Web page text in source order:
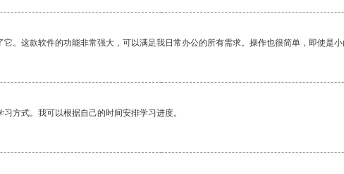
。这款软件的功能非常强大，可以满足我日常办公的所有需求。操作也很简单，即使是小
方式。我可以根据自己的时间安排学习进度。